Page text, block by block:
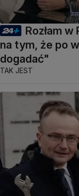
Rozłam
na tym, że po
dogadać"
TAK JEST